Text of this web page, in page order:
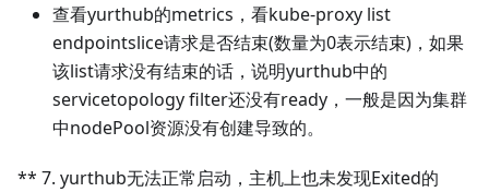
查看yurthub的metrics，看kube-proxy list
endpointslice请求是否结束(数量为0表示结束)，如果
该list请求没有结束的话，说明yurthub中的
servicetopology filter还没有ready，一般是因为集群
中nodePool资源没有创建导致的。
** 7. yurthub无法正常启动，主机上也未发现Exited的